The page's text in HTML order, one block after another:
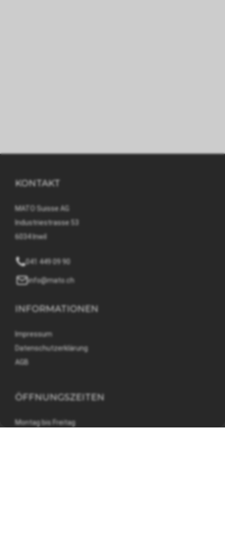
KONTAKT
MATO Suisse AG
Industriestrasse 53
6034 Inwil
041 449 09 90
info@mato.ch
INFORMATIONEN
Impressum
Datenschutzerklärung
AGB
ÖFFNUNGSZEITEN
Montag bis Freitag